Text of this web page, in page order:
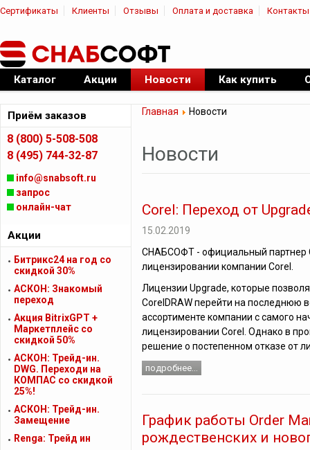
Сертификаты Клиенты Отзывы Оплата и доставка Контакты
Официальный дилер ПО
Каталог Акции Новости Как купить
Главная Новости
Новости
Corel: Переход от
15.02.2019
СНАБСОФТ - официальный партнер
лицензировании компании Corel.
Лицензии Upgrade, которые
CorelDRAW перейти на последнюю
ассортименте компании с самого
лицензировании Corel. Однако в
решение о постепенном отказе от
подробнее...
График работы Order
рождественских и
Приём заказов
8 (800) 5-508-508
8 (495) 744-32-87
info@snabsoft.ru
запрос
онлайн-чат
Акции
Битрикс24 на год со
скидкой 30%
АСКОН: Знакомый
переход
Акция BitrixGPT +
Маркетплейс со
скидкой 50%
АСКОН: Трейд-ин.
DWG. Переходи на
КОМПАС со скидкой
25%!
АСКОН: Трейд-ин.
Замещение
Renga: Трейд ин